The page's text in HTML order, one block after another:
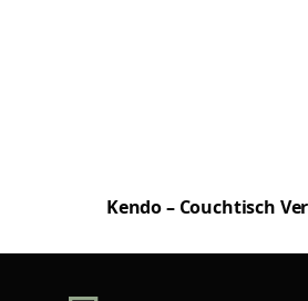
Kendo – Couchtisch